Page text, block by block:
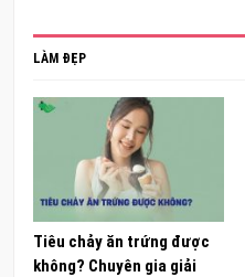
LÀM ĐẸP
Tiêu chảy ăn trứng được
không? Chuyên gia giải